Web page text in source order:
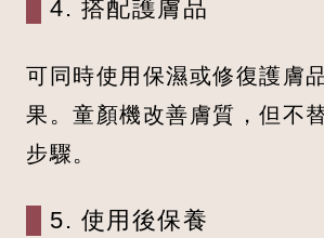
4. 搭配護膚品
可同時使用保濕或修復護膚
果。童顏機改善膚質，但不
步驟。
5. 使用後保養